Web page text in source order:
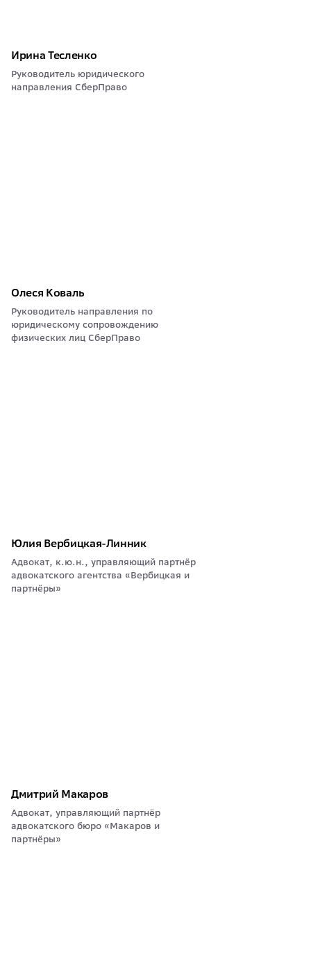
Ирина Тесленко
Руководитель юридического
направления СберПраво
Олеся Коваль
Руководитель направления по
юридическому сопровождению
физических лиц СберПраво
Юлия Вербицкая-Линник
Адвокат, к.ю.н., управляющий партнёр
адвокатского агентства «Вербицкая и
партнёры»
Дмитрий Макаров
Адвокат, управляющий партнёр
адвокатского бюро «Макаров и
партнёры»